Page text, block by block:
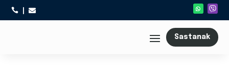
 
Sastanak